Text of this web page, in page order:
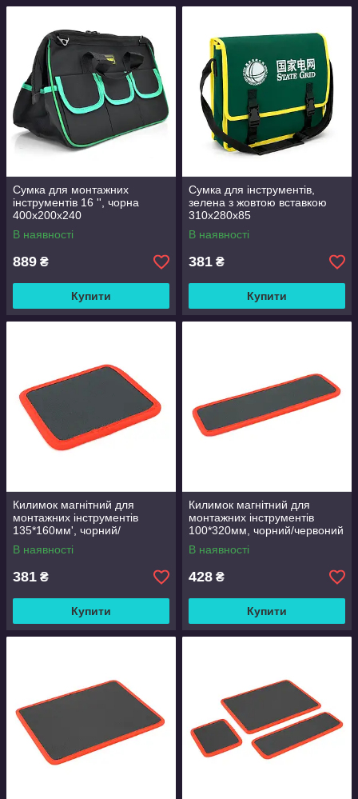
Сумка для монтажних
інструментів 16 '', чорна
400х200х240
В наявності
889 ₴
Купити
Сумка для інструментів,
зелена з жовтою вставкою
310х280х85
В наявності
381 ₴
Купити
Килимок магнітний для
монтажних інструментів
135*160мм', чорний/
червоний
В наявності
381 ₴
Купити
Килимок магнітний для
монтажних інструментів
100*320мм, чорний/червоний
В наявності
428 ₴
Купити